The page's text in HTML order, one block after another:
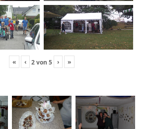
« ‹ 2von 5 › »